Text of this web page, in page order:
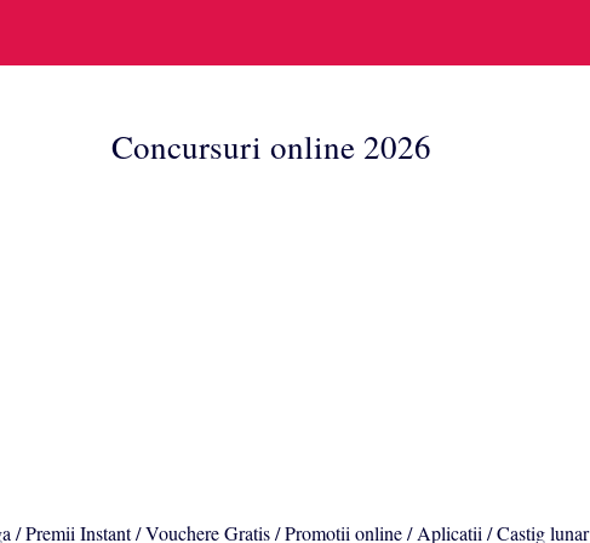
Concursuri online 2026
/ Premii Instant / Vouchere Gratis / Promotii online / Aplicatii / Castig lunar